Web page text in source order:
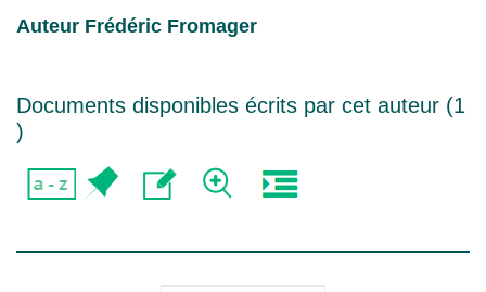
Auteur Frédéric Fromager
Documents disponibles écrits par cet auteur (1
)